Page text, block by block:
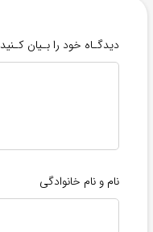
دیدگـاه خود را بـیان کـنید
نام و نام خانوادگی